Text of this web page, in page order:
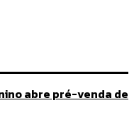
abre pré-venda de